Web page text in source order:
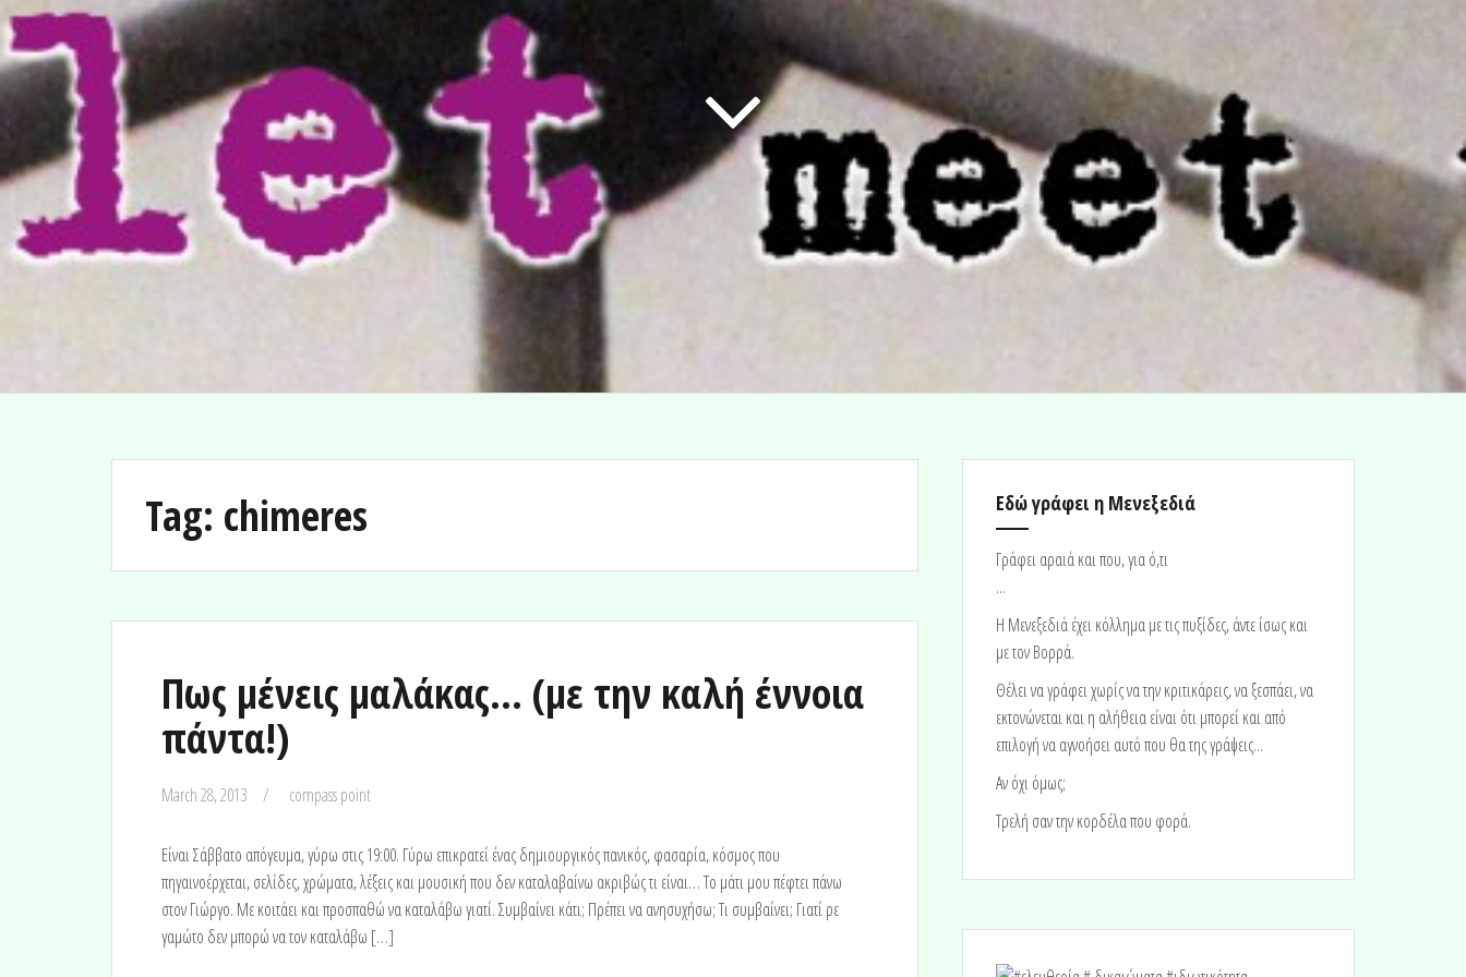
Tag: chimeres
Πως μένεις μαλάκας… (με την καλή έννοια
πάντα!)
March 28, 2013 compass point
Είναι Σάββατο απόγευμα, γύρω στις 19:00. Γύρω επικρατεί ένας δημιουργικός πανικός, φασαρία, κόσμος που
πηγαινοέρχεται, σελίδες, χρώματα, λέξεις και μουσική που δεν καταλαβαίνω ακριβώς τι είναι… Το μάτι μου πέφτει πάνω
στον Γιώργο. Με κοιτάει και προσπαθώ να καταλάβω γιατί. Συμβαίνει κάτι; Πρέπει να ανησυχήσω; Τι συμβαίνει; Γιατί ρε
γαμώτο δεν μπορώ να τον καταλάβω […]
Εδώ γράφει η Μενεξεδιά
Γράφει αραιά και που, για ό,τι
...
H Μενεξεδιά έχει κόλλημα με τις πυξίδες, άντε ίσως και
με τον Βορρά.
Θέλει να γράφει χωρίς να την κριτικάρεις, να ξεσπάει, να
εκτονώνεται και η αλήθεια είναι ότι μπορεί και από
επιλογή να αγνοήσει αυτό που θα της γράψεις...
Αν όχι όμως;
Τρελή σαν την κορδέλα που φορά.